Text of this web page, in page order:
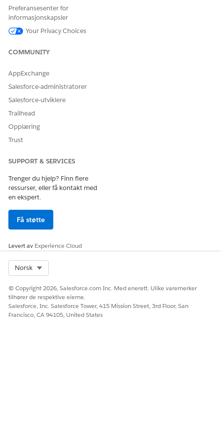
La oss få vite det slik at vi kan forbedre!
Preferansesenter for
informasjonskapsler
Your Privacy Choices
COMMUNITY
AppExchange
Salesforce-administratorer
Salesforce-utviklere
Trailhead
Opplæring
Trust
SUPPORT & SERVICES
Trenger du hjelp? Finn flere
ressurser, eller få kontakt med
en ekspert.
Få støtte
Levert av Experience Cloud
Norsk
© Copyright 2026, Salesforce.com Inc. Med enerett. Ulike varemerker
tilhører de respektive eierne.
Salesforce, Inc. Salesforce Tower, 415 Mission Street, 3rd Floor, San
Francisco, CA 94105, United States